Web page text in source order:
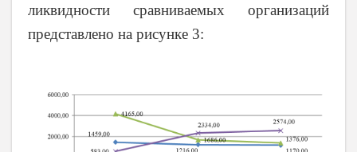
ликвидности сравниваемых организаций
представлено на рисунке 3: